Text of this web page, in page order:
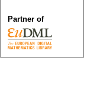
Partner of